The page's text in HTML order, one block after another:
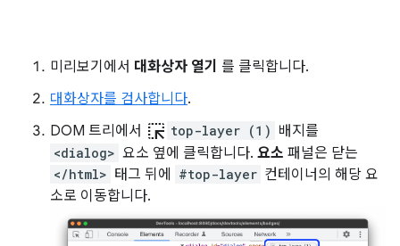
미리보기에서 대화상자 열기 를 클릭합니다.
대화상자를 검사합니다.
DOM 트리에서 ink_selection top-layer (1) 배지를
<dialog> 요소 옆에 클릭합니다. 요소 패널은 닫는
</html> 태그 뒤에 #top-layer 컨테이너의 해당 요
소로 이동합니다.